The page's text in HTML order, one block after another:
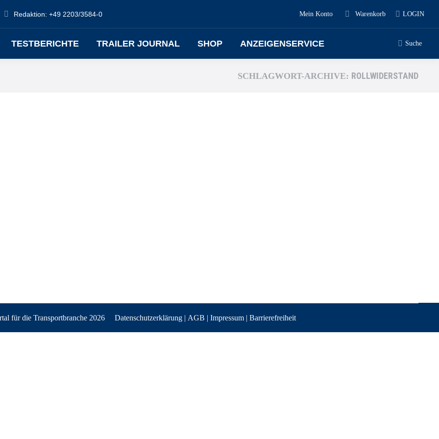
Redaktion: +49 2203/3584-0 Mein Konto Warenkorb LOGIN
TESTBERICHTE TRAILER JOURNAL SHOP ANZEIGENSERVICE Search:
Suche
SCHLAGWORT-ARCHIVE: ROLLWIDERSTAND
für die Transportbranche 2026 Datenschutzerklärung | AGB | Impressum | Barrierefreiheit